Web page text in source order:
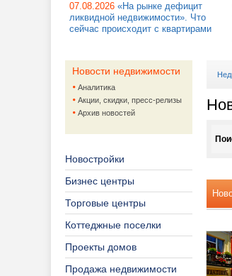
07.08.2026 «На рынке дефицит
ликвидной недвижимости». Что
сейчас происходит с квартирами
Новости недвижимости
Аналитика
Акции, скидки, пресс-релизы
Архив новостей
Новостройки
Бизнес центры
Торговые центры
Коттеджные поселки
Проекты домов
Продажа недвижимости